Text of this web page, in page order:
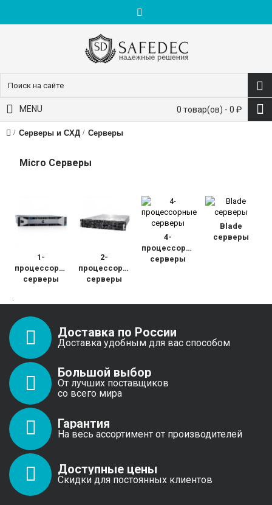
0 товар(ов) - 0 ₽
MENU
Серверы и СХД Серверы
Micro Серверы
1-
процессорные
серверы
2-
процессорные
серверы
4-
процессорные
серверы
Blade
серверы
Доставка по России
Доставка удобным для вас способом
Большой выбор
От лучших поставщиков
со всего мира
Гарантия
На весь ассортимент от производителей
Доступные цены
Скидки для постоянных клиентов